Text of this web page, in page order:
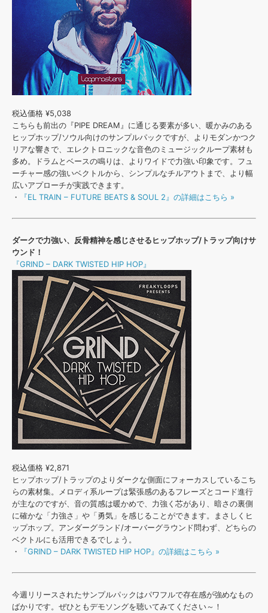
税込価格 ¥5,038
こちらも前出の『PIPE DREAM』に通じる要素が多い、暖かみのある
ヒップホップ/ソウル向けのサンプルパックですが、よりモダンかつク
リアな響きで、エレクトロニックな音色のミュージックループ素材も
多め。ドラムとベースの鳴りは、よりワイドで力強い印象です。フュ
ーチャー感の強いベクトルから、シンプルなチルアウトまで、より幅
広いアプローチが実践できます。
・
『EL TRAIN – FUTURE BEATS & SOUL 2』の詳細はこちら »
ダークで力強い、反骨精神を感じさせるヒップホップ/トラップ向けサ
ウンド！
『GRIND – DARK TWISTED HIP HOP』
税込価格 ¥2,871
ヒップホップ/トラップのよりダークな側面にフォーカスしているこち
らの素材集。メロディ系ループは緊張感のあるフレーズとコード進行
が主なのですが、音の質感は暖かめで、力強く芯があり、暗さの裏側
に確かな「力強さ」や「勇気」を感じることができます。まさしくヒ
ップホップ。アンダーグランド/オーバーグラウンド問わず、どちらの
ベクトルにも活用できるでしょう。
・
『GRIND – DARK TWISTED HIP HOP』の詳細はこちら »
今週リリースされたサンプルパックはパワフルで存在感が強めなもの
ばかりです。ぜひともデモソングを聴いてみてください～！